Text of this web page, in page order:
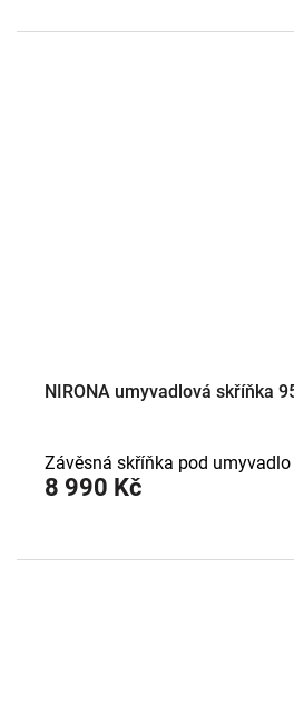
NIRONA umyvadlová skříňka
8 990 Kč
Závěsná skříňka pod umyvadlo